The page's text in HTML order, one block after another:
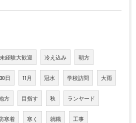
未経験大歓迎 冷え込み 朝方
30日 11月 冠水 学校訪問 大雨
方 目指す 秋 ランヤード
寒着 寒く 就職 工事